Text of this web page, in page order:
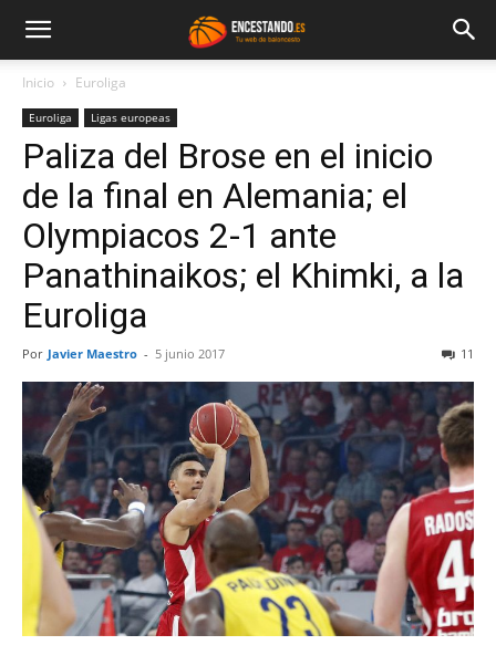
Inicio Euroliga
Euroliga Ligas europeas
Paliza del Brose en el inicio
de la final en Alemania; el
Olympiacos 2-1 ante
Panathinaikos; el Khimki, a la
Euroliga
Por Javier Maestro - 5 junio 2017 11